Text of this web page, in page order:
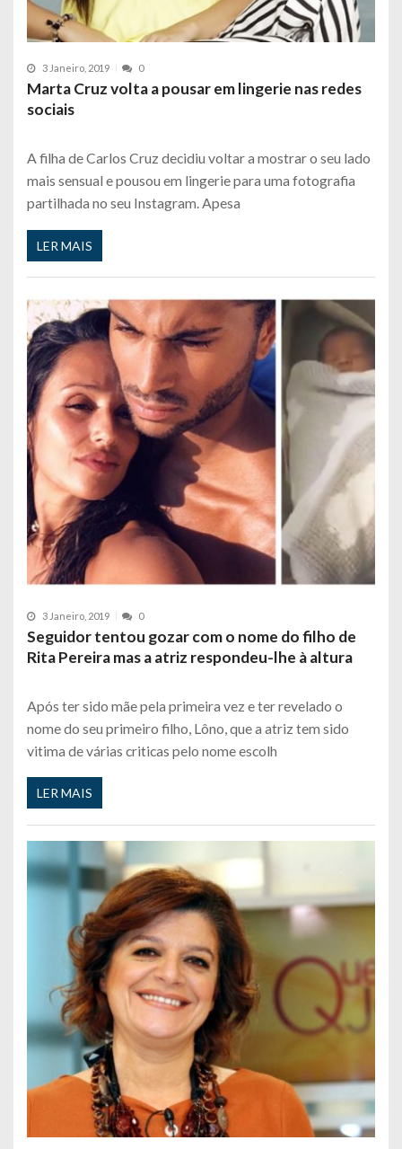
3 Janeiro, 2019 0
Marta Cruz volta a pousar em lingerie nas redes
sociais
A filha de Carlos Cruz decidiu voltar a mostrar o seu lado
mais sensual e pousou em lingerie para uma fotografia
partilhada no seu Instagram. Apesa
LER MAIS
3 Janeiro, 2019 0
Seguidor tentou gozar com o nome do filho de
Rita Pereira mas a atriz respondeu-lhe à altura
Após ter sido mãe pela primeira vez e ter revelado o
nome do seu primeiro filho, Lôno, que a atriz tem sido
vitima de várias criticas pelo nome escolh
LER MAIS